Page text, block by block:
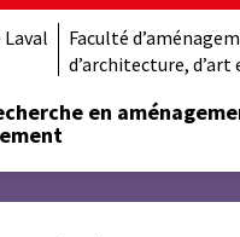
Faculté
d’architecture, d’art
en